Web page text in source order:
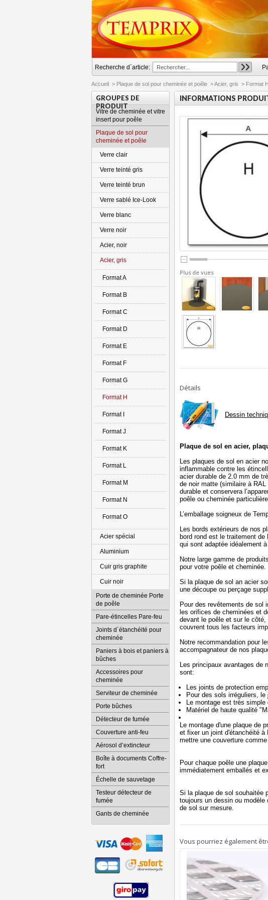
Recherche d´article:
Accueil > Plaque de sol pour cheminée et poêle >Acier, gris > Format H
INFORMATIONS
Plus de vues
Détails
Dessin
Plaque de sol en acier,
Les plaques de sol en acier
inflammable contre les
acier durable de 2.0 mm de
de noir matte (similaire à
durable et conservera
poêle ou cheminée
L’emballage soigneux de
Les bords extérieurs de nos
bord rond est le traitement
qui sont adaptée idéalement
Notre large gamme de
pour votre poêle et cheminée.
Si la plaque de sol an acier
une découpe ou perçage
Pour des revêtements de sol
les orifices de cheminées et
devant le poêle et sur le côté,
couvrent tous les facteurs
Notre recommandation pour
accompagnateur de nos
Les principaux avantages de
sont:
Les joints de protection
Pour des sols irréguliers,
Le montage est très
Matériel de haute qualité
Le montage d'une plaque de
et fixer un joint d'étanchéité à
mettre une couverture
Pour chaque poêle une
immédiatement emballés et
Si la plaque de sol souhaitée
toujours un dessin ou
de sol sur mesure.
Vous pourriez également
GROUPES DE
PRODUIT
Vitre de cheminée et vitre
insert pour poêle
Plaque de sol pour
cheminée et poêle
Verre clair
Verre teinté gris
Verre teinté brun
Verre sablé Ice-Look
Verre blanc
Verre noir
Acier, noir
Acier, gris
Format A
Format B
Format C
Format D
Format E
Format F
Format G
Format H
Format I
Format J
Format K
Format L
Format M
Format N
Format O
Acier spécial
Aluminium
Cuir gris graphite
Cuir noir
Porte de cheminée Porte
de poêle
Pare-étincelles Pare-feu
Joints d´étanchéité pour
cheminée
Paniers à bois et paniers à
bûches
Accessoires pour
cheminée
Serviteur de cheminée
Porte bûches
Détecteur de fumée
Couverture anti-feu
Aérosol d’extincteur
Boîte à documents Coffre-
fort
Échelle de sauvetage
Testeur détecteur de
fumée
Gants de cheminée